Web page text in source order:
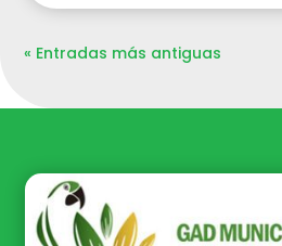
« Entradas más antiguas